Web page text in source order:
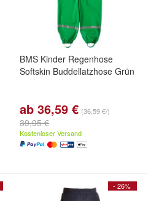
BMS Kinder Regenhose
Softskin Buddellatzhose Grün
ab 36,59 € (36,59 €/)
39,95 €
Kostenloser Versand
- 26%